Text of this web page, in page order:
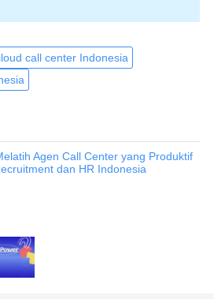
call center Indonesia
Agen Call Center yang Produktif
dan HR Indonesia